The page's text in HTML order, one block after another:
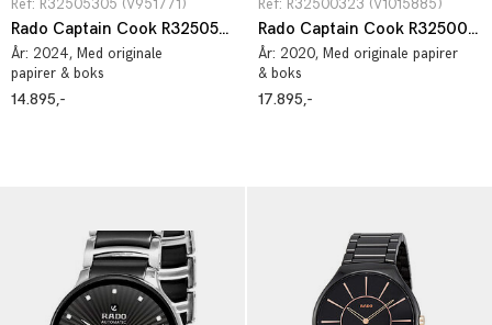
Ref: R32505305 (V951771)
Rado Captain Cook R32505305
År: 2024, Med originale
papirer & boks
14.895,-
Ref: R32500323 (V1015885)
Rado Captain Cook R32500323
År: 2020, Med originale papirer
& boks
17.895,-